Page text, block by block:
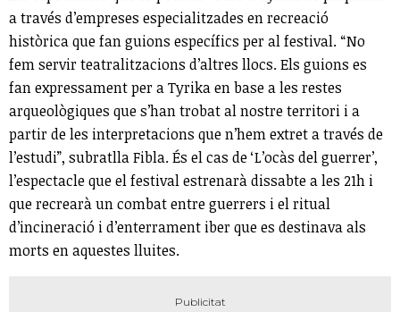
a través d’empreses especialitzades en recreació
històrica que fan guions específics per al festival. “No
fem servir teatralitzacions d’altres llocs. Els guions es
fan expressament per a Tyrika en base a les restes
arqueològiques que s’han trobat al nostre territori i a
partir de les interpretacions que n’hem extret a través de
l’estudi”, subratlla Fibla. És el cas de ‘L’ocàs del guerrer’,
l’espectacle que el festival estrenarà dissabte a les 21h i
que recrearà un combat entre guerrers i el ritual
d’incineració i d’enterrament iber que es destinava als
morts en aquestes lluites.